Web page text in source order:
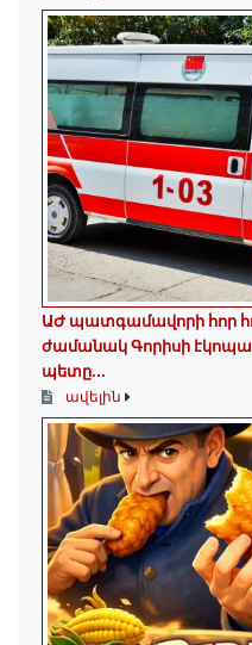
ԱԺ պատգամավորի հոր
ժամանակ Գորիսի
պետը...
ավելին